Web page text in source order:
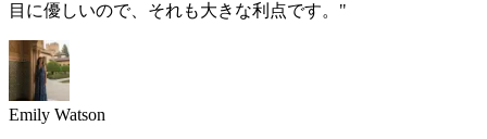
目に優しいので、それも大きな利点です。 "
Emily Watson